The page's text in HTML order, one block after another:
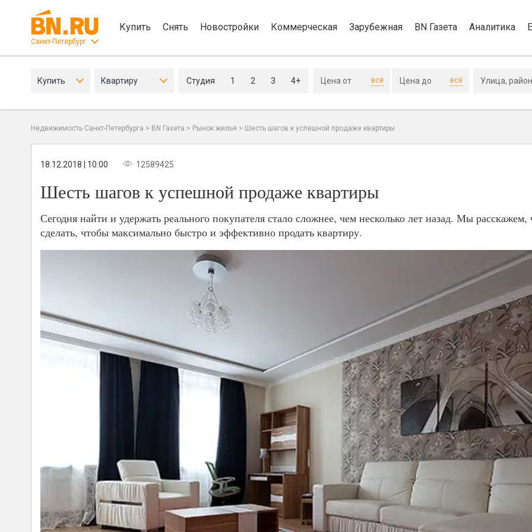
Санкт-Петербург
Купить Снять Новостройки Коммерческая Зарубежная BN Газета Аналитика
Купить Квартиру Студия 1 2 3 4+ всё всё
Недвижимость Санкт-Петербурга > BN Газета > Рынок жилья > Шесть шагов к успешной продаже квартиры
18.12.2018 | 10:00 12589425
Шесть шагов к успешной продаже квартиры
Сегодня найти и удержать реального покупателя стало сложнее, чем несколько лет назад. Мы
сделать, чтобы максимально быстро и эффективно продать квартиру.